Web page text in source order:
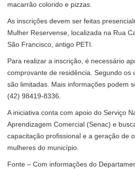
macarrão colorido e pizzas.
As inscrições devem ser feitas
Mulher Reservense, localizada na Rua
São Francisco, antigo PETI.
Para realizar a inscrição, é necessário
comprovante de residência. Segundo os
são limitadas. Mais informações podem
(42) 98419-8336.
A iniciativa conta com apoio do Serviço
Aprendizagem Comercial (Senac) e
capacitação profissional e a geração de
mulheres do município.
Fonte – Com informações do